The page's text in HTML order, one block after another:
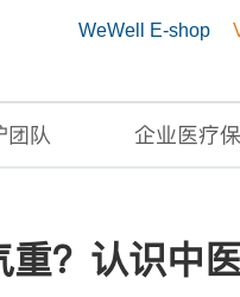
WeWell E-shop
团队 企业医疗
气重？认
重？认识中